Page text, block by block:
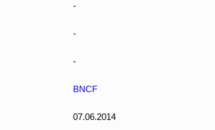
-
-
-
BNCF
07.06.2014